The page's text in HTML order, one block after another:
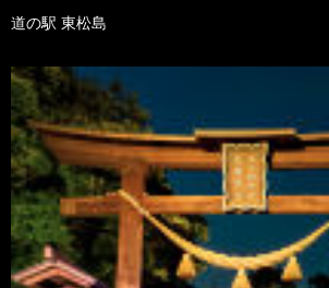
道の駅 東松島